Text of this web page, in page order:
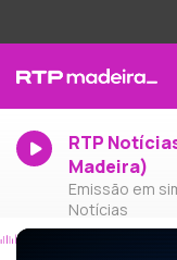
RTP
Madeira)
Emissão em
Notícias